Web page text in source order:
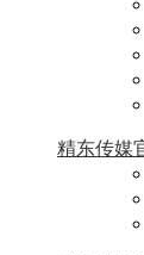
精东传媒